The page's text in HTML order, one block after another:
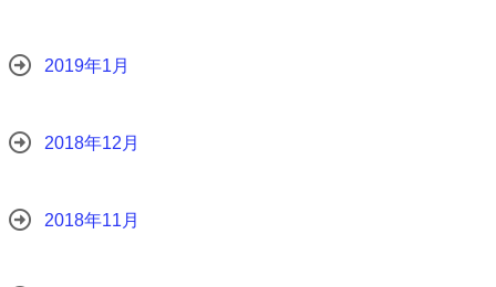
2019年1月
2018年12月
2018年11月